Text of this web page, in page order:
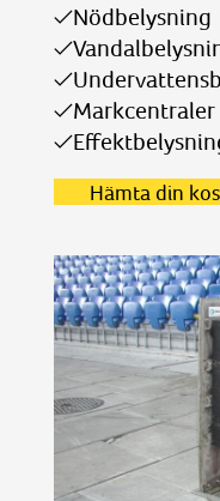
Nödbelysning
Markcentraler
Hämta din